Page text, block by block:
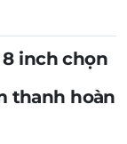
inch chọn
thanh hoàn